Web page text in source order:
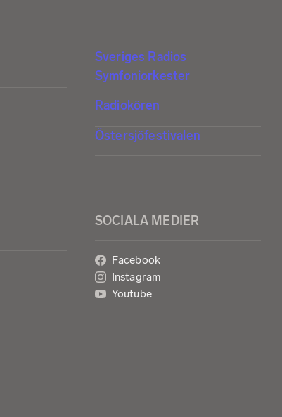
Sveriges Radios
Symfoniorkester
Radiokören
Östersjöfestivalen
SOCIALA MEDIER
Facebook
Instagram
Youtube